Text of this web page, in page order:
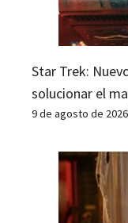
Star Trek:
solucionar el
9 de agosto de 2026